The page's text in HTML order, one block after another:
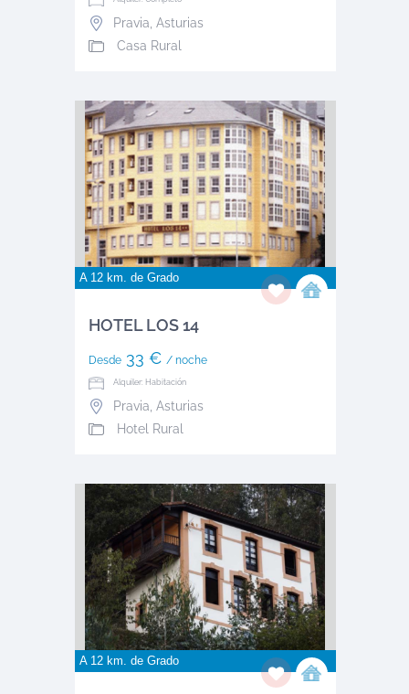
Pravia Asturias
Casa Rural
A 12 km. de Grado
HOTEL LOS 14
Desde33 € / noche
Alquiler: Habitación
Pravia Asturias
Hotel Rural
A 12 km. de Grado